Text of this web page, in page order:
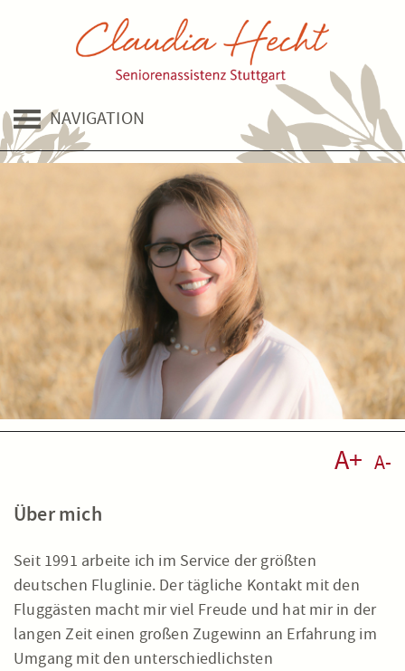
NAVIGATION
A+ A-
Über mich
Seit 1991 arbeite ich im Service der größten
deutschen Fluglinie. Der tägliche Kontakt mit den
Fluggästen macht mir viel Freude und hat mir in der
langen Zeit einen großen Zugewinn an Erfahrung im
Umgang mit den unterschiedlichsten